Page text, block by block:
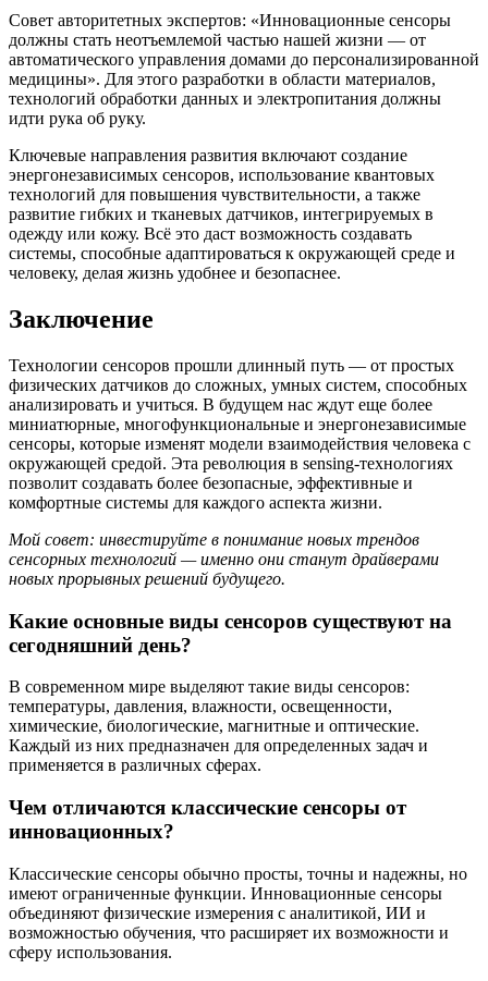
Совет авторитетных экспертов: «Инновационные сенсоры
должны стать неотъемлемой частью нашей жизни — от
автоматического управления домами до персонализированной
медицины». Для этого разработки в области материалов,
технологий обработки данных и электропитания должны
идти рука об руку.
Ключевые направления развития включают создание
энергонезависимых сенсоров, использование квантовых
технологий для повышения чувствительности, а также
развитие гибких и тканевых датчиков, интегрируемых в
одежду или кожу. Всё это даст возможность создавать
системы, способные адаптироваться к окружающей среде и
человеку, делая жизнь удобнее и безопаснее.
Заключение
Технологии сенсоров прошли длинный путь — от простых
физических датчиков до сложных, умных систем, способных
анализировать и учиться. В будущем нас ждут еще более
миниатюрные, многофункциональные и энергонезависимые
сенсоры, которые изменят модели взаимодействия человека с
окружающей средой. Эта революция в sensing-технологиях
позволит создавать более безопасные, эффективные и
комфортные системы для каждого аспекта жизни.
Мой совет: инвестируйте в понимание новых трендов
сенсорных технологий — именно они станут драйверами
новых прорывных решений будущего.
Какие основные виды сенсоров существуют на
сегодняшний день?
В современном мире выделяют такие виды сенсоров:
температуры, давления, влажности, освещенности,
химические, биологические, магнитные и оптические.
Каждый из них предназначен для определенных задач и
применяется в различных сферах.
Чем отличаются классические сенсоры от
инновационных?
Классические сенсоры обычно просты, точны и надежны, но
имеют ограниченные функции. Инновационные сенсоры
объединяют физические измерения с аналитикой, ИИ и
возможностью обучения, что расширяет их возможности и
сферу использования.